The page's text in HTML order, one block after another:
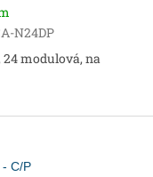
N24DP
modulová, na
C/P